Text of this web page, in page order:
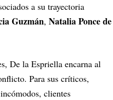
a su trayectoria
Guzmán, Natalia Ponce de
De la Espriella encarna al
Para sus críticos,
clientes